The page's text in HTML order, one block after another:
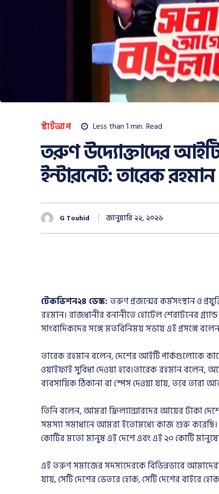
স্টার্টআপ Less than 1min. Read
তরুণ উদ্যোক্তাদের
ইন্টারনেট: তারেক রহমান
G Touhid জানুয়ারি ২২, ২০২৬
টেকভিশন২৪ ডেস্ক: তরুণ প্রজন্মের কর্মসংস্থান ও
রহমান। রাজধানীর বনানীতে হোটেল শেরাটনের
সাংবাদিকদের সঙ্গে মতবিনিময় সভায় এই প্রসঙ্গে
তারেক রহমান বলেন, দেশের আইটি পার্কগুলোকে
ওয়াইফাই সুবিধা দেওয়া হবে।তারেক রহমান বলেন,
ব্যবসায়িক ঠিকানা বা স্পেস দেওয়া যায়, তবে
তিনি বলেন, আমরা ফ্রিল্যান্সারদের আয়ের টাকা
সমস্যা সমাধানে আমরা ইতোমধ্যে কাজ শুরু
কোটির মতো মানুষ এই দেশে এবং এই ২০ কোটি
এই তরুণ সমাজের সদস্যদেরকে বিভিন্নভাবে
যায়, সেটি দেশের ভেতরে হোক, সেটি দেশের বাইরে